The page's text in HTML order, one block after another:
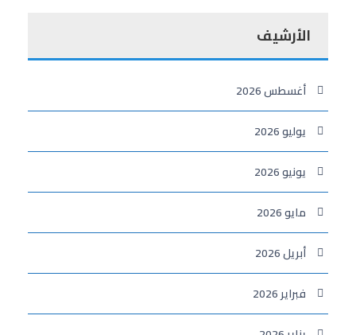
الأرشيف
أغسطس 2026
يوليو 2026
يونيو 2026
مايو 2026
أبريل 2026
فبراير 2026